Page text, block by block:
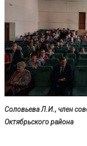
Соловьева Л.И., член
Октябрьского района